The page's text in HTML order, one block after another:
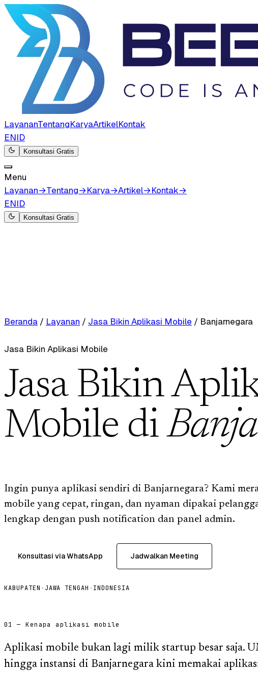
LayananTentangKaryaArtikelKontak
ENID
Konsultasi Gratis
Menu
Layanan→Tentang→Karya→Artikel→Kontak→
ENID
Konsultasi Gratis
Beranda / Layanan / Jasa Bikin Aplikasi Mobile / Banjarnegara
Jasa Bikin Aplikasi Mobile
Jasa Bikin
Mobile di
Ingin punya aplikasi sendiri di Banjarnegara? Kami
mobile yang cepat, ringan, dan nyaman dipakai
lengkap dengan push notification dan panel admin.
Konsultasi via WhatsApp Jadwalkan Meeting
KABUPATEN · JAWA TENGAH · INDONESIA
01 — Kenapa aplikasi mobile
Aplikasi mobile bukan lagi milik startup besar saja.
hingga instansi di Banjarnegara kini memakai